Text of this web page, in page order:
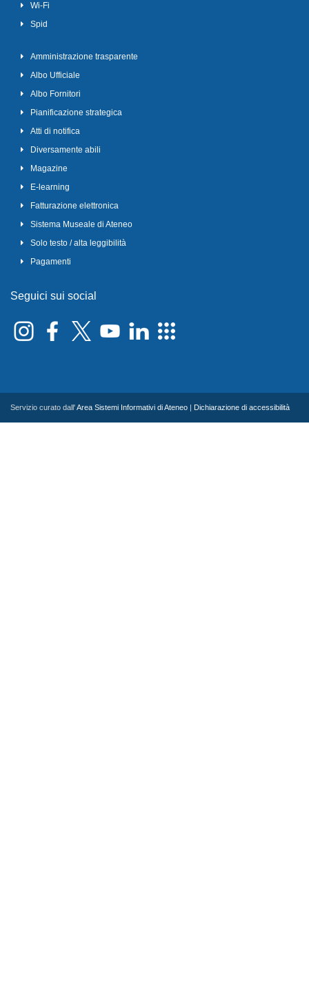
Wi-Fi
Spid
Amministrazione trasparente
Albo Ufficiale
Albo Fornitori
Pianificazione strategica
Atti di notifica
Diversamente abili
Magazine
E-learning
Fatturazione elettronica
Sistema Museale di Ateneo
Solo testo / alta leggibilità
Pagamenti
Seguici sui social
Servizio curato dall'Area Sistemi Informativi di Ateneo Dichiarazione di accessibilità